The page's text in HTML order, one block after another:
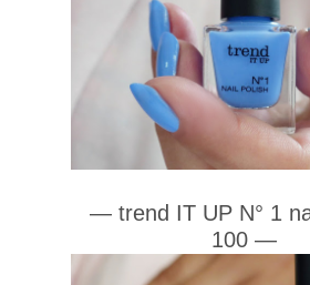
— trend IT UP N° 1
100 —